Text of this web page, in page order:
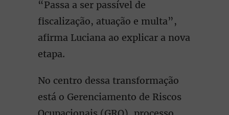
“Passa a ser passível de
fiscalização, atuação e multa”,
afirma Luciana ao explicar a nova
etapa.
No centro dessa transformação
está o Gerenciamento de Riscos